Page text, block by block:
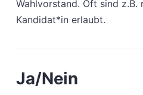
Wahlvorstand. Oft sind z.B.
Kandidat*in erlaubt.
Ja/Nein